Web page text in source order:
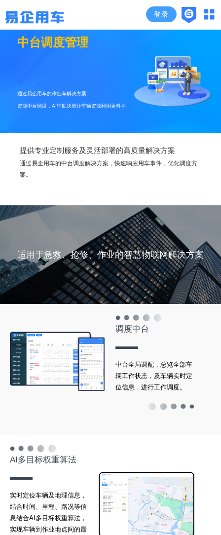
登录
中台调度管理
通过易企用车的作业车解决方案
资源中台调度，AI辅助决策让车辆资源利用更科学
提供专业定制服务及灵活部署的高质量解决方案
通过易企用车的中台调度解决方案，快速响应用车事件，优化调度方
案。
适用于急救、抢修、作业的智慧物联网解决方案
调度中台
中台全局调配，总览全部车
辆工作状态，及车辆实时定
位信息，进行工作调度。
AI多目标权重算法
实时定位车辆及地理信息，
结合时间、里程、路况等信
息结合AI多目标权重算法，
实现车辆到作业地点间的最